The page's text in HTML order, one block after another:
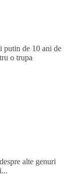
putin de 10 ani de
o trupa
alte genuri